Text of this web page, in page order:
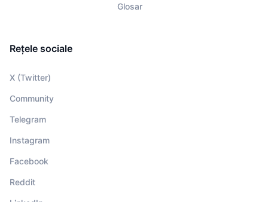
Glosar
Rețele sociale
X (Twitter)
Community
Telegram
Instagram
Facebook
Reddit